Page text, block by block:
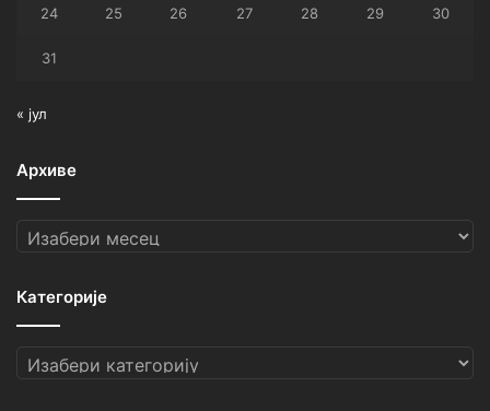
24 25 26 27 28 29 30
31
« јул
Архиве
Архиве
Категорије
Категорије